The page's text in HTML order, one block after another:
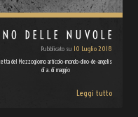
DELLE NUVOLE
Pubblicato su 10 Luglio 2018
del Mezzogiorno articolo-mondo-dino-de-angelis
di a. di maggio
Leggi tutto